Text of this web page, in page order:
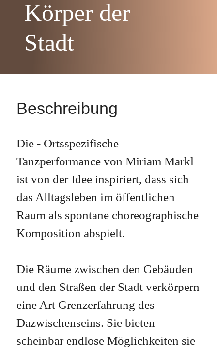
Körper der
Stadt
Beschreibung
Die - Ortsspezifische
Tanzperformance von Miriam Markl
ist von der Idee inspiriert, dass sich
das Alltagsleben im öffentlichen
Raum als spontane choreographische
Komposition abspielt.
Die Räume zwischen den Gebäuden
und den Straßen der Stadt verkörpern
eine Art Grenzerfahrung des
Dazwischenseins. Sie bieten
scheinbar endlose Möglichkeiten sie